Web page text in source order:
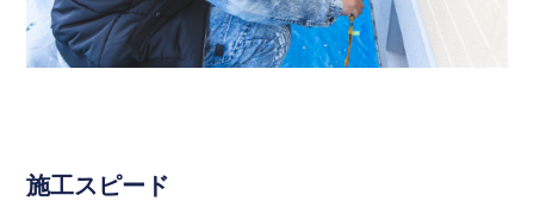
施工スピード